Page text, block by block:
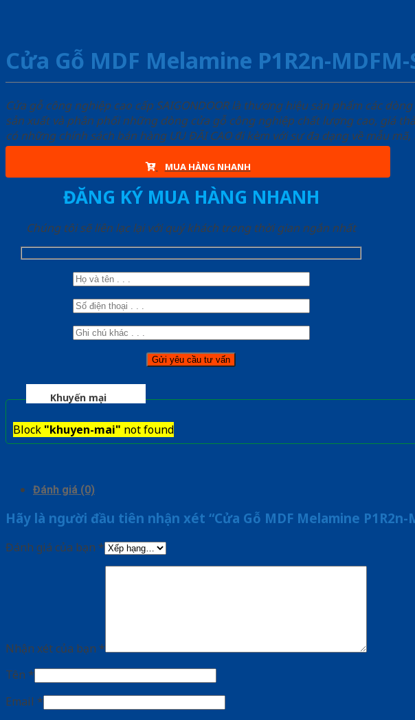
Cửa Gỗ MDF Melamine P1R2n-MDFM-
Cửa gỗ công nghiệp cao cấp SAIGONDOOR là thương hiệu sản phẩm các
sản xuất và phân phối những dòng cửa gỗ công nghiệp chất lượng cao, giá
có những chính sách bán hàng ƯU ĐÃI CAO đi kèm với sự đa dạng về mẫu
MUA HÀNG NHANH
ĐĂNG KÝ MUA HÀNG NHANH
Chúng tôi sẽ liên lạc lại với quý khách trong thời gian ngắn nhất
Khuyến mại
Block "khuyen-mai" not found
Đánh giá (0)
Hãy là người đầu tiên nhận xét “Cửa Gỗ MDF Melamine P1R2n-
Đánh giá của bạn *
Nhận xét của bạn *
Tên *
Email *